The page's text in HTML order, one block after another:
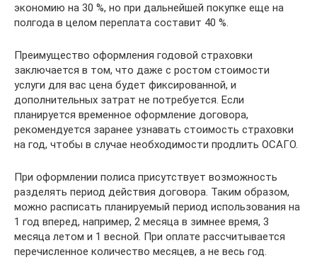
экономию на 30 %, но при дальнейшей покупке еще на
полгода в целом переплата составит 40 %.
Преимущество оформления годовой страховки
заключается в том, что даже с ростом стоимости
услуги для вас цена будет фиксированной, и
дополнительных затрат не потребуется. Если
планируется временное оформление договора,
рекомендуется заранее узнавать стоимость страховки
на год, чтобы в случае необходимости продлить ОСАГО.
При оформлении полиса присутствует возможность
разделять период действия договора. Таким образом,
можно расписать планируемый период использования на
1 год вперед, например, 2 месяца в зимнее время, 3
месяца летом и 1 весной. При оплате рассчитывается
перечисленное количество месяцев, а не весь год.